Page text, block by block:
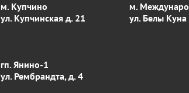
м. Купчино
ул. Купчинская д. 21
м.
ул. Белы Куна
гп. Янино-1
ул. Рембрандта, д. 4